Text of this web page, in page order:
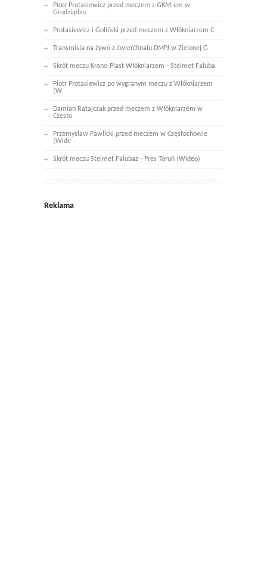
Piotr Protasiewicz przed meczem z GKM-em w
Grudziądzu
Protasiewicz i Goliński przed meczem z Włókniarzem C
Transmisja na żywo z ćwierćfinału DMPJ w Zielonej G
Skrót meczu Krono-Plast Włókniarzem - Stelmet Faluba
Piotr Protasiewicz po wygranym meczu z Włókniarzem
(W
Damian Ratajczak przed meczem z Włókniarzem w
Często
Przemysław Pawlicki przed meczem w Częstochowie
(Wide
Skrót meczu Stelmet Falubaz - Pres Toruń (Wideo)
Reklama